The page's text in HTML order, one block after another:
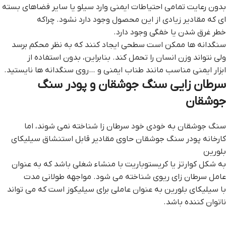
بدون رعایت تمامی احتیاطات ایمنی وارد سیلو یا سایر فضاهای بسته
ای که مقادیر زیادی از این محصول وجود دارد نشود. چراکه
خطر غرق شدن یا خفگی وجود دارد.
سنگدانه ها ممکن است سطحی ایجاد کنند که به نظر محکم برسد
ولی نتواند وزن انسان را تحمل کند. بنابراین، بدون استفاده از
ابزار ایمنی مناسب مانند طناب ایمنی و …روی سنگدانه ها نایستید.
سرطان زایی سنگ جوشقان و پودر سنگ
جوشقان
سنگ جوشقان به خودی خود سرطان زا شناخته نمی شوند، اما
کارخانه پودر سنگ جوشقان حاوی مقادیر قابل استنشاق سیلیکای
بلورین
به شکل کوارتز یا کریستوباریت با منشاء شغلی باشد که به عنوان
عامل سرطان زای ریوی شناخته می شود. مواجهه طولانی مدت
با سیلیکای بلورین به عنوان عاملی برای سیلیکوز است که می تواند
ناتوان کننده باشد.